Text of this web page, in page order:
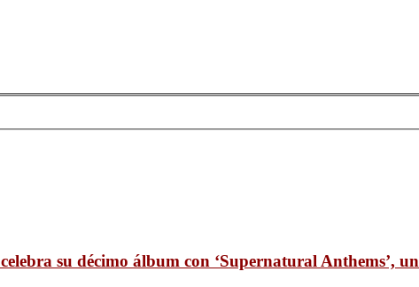
su décimo álbum con ‘Supernatural Anthems’,